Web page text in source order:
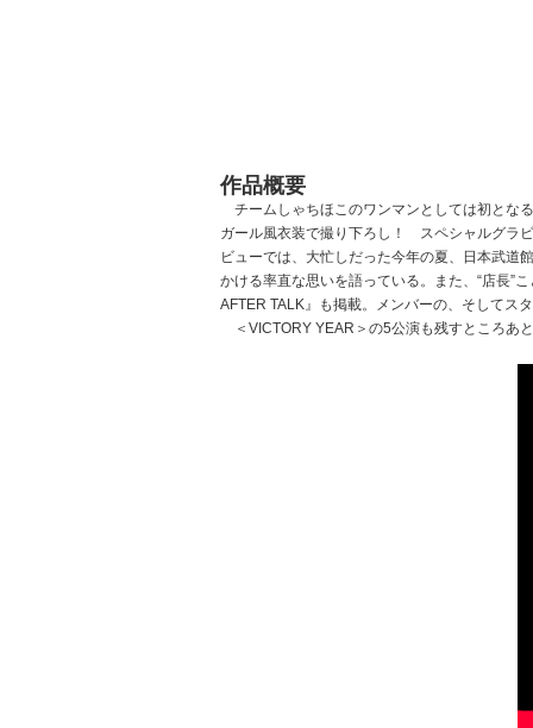
作品概要
チームしゃちほこのワンマンとしては初とな
ガール風衣装で撮り下ろし！ スペシャルグラ
ビューでは、大忙しだった今年の夏、日本武道
かける率直な思いを語っている。また、“店長”
AFTER TALK』も掲載。メンバーの、そしてス
＜VICTORY YEAR＞の5公演も残すところあ